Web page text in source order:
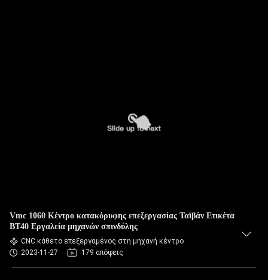
Vmc 1060 Κέντρο κατακόρυφης επεξεργασίας Ταϊβάν Ετικέτα
BT40 Εργαλεία μηχανών σπινδύλης
CNC κάθετο επεξεργαμένος στη μηχανή κέντρο
2023-11-27
179 απόψεις